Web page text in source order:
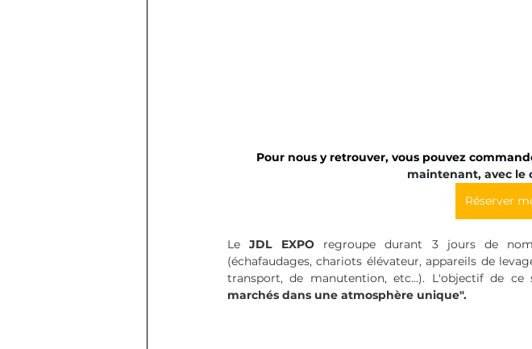
Pour nous y retrouver, vous pouvez
maintenant, avec le
Réserver
Le JDL EXPO regroupe durant 3 jours de
(échafaudages, chariots élévateur, appareils de
transport, de manutention, etc...). L'objectif de
marchés dans une atmosphère unique".